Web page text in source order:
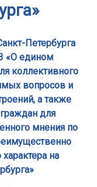
Петербурга
«О едином
коллективного
вопросов и
а также
для
мнения по
на